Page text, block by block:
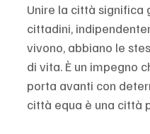
Unire la città significa
cittadini,
vivono, abbiano le
di vita. È un impegno
porta avanti con
città equa è una città